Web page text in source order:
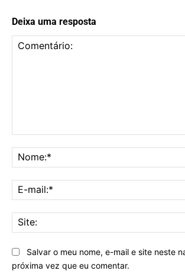
Deixa uma resposta
Salvar o meu nome, e-mail e site neste
próxima vez que eu comentar.